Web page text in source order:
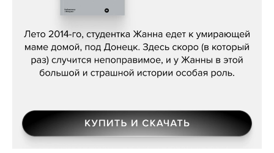
Сергей Лебедев, «Белая дама»